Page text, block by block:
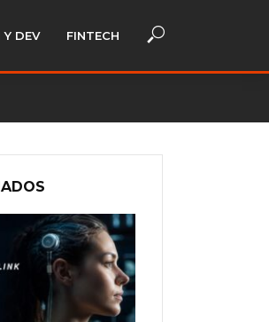
Y DEV FINTECH